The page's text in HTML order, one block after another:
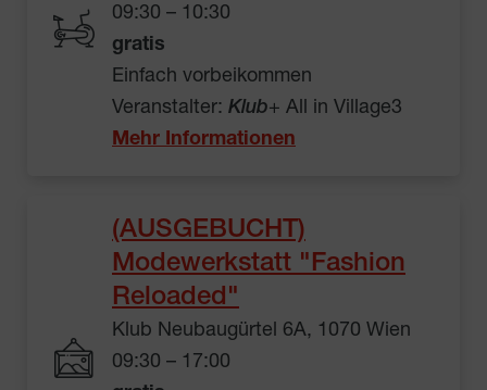
09:30 – 10:30
gratis
Einfach vorbeikommen
Veranstalter: Klub+ All in Village3
Mehr Informationen
(AUSGEBUCHT)
Modewerkstatt "Fashion
Reloaded"
Klub Neubaugürtel 6A, 1070 Wien
09:30 – 17:00